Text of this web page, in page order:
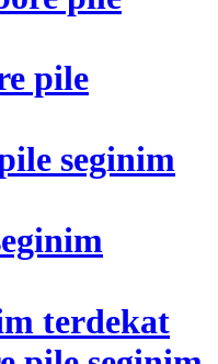
pile
seginim
terdekat